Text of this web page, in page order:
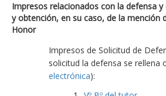
Impresos relacionados con la defensa
y obtención, en su caso, de la mención
Honor
Impresos de Solicitud de
solicitud la defensa se rellena
electrónica):